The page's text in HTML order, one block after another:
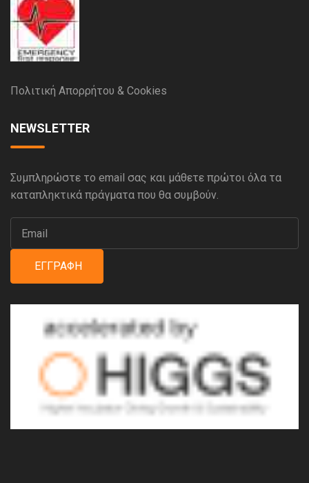
Πολιτική Απορρήτου & Cookies
NEWSLETTER
Συμπληρώστε το email σας και μάθετε πρώτοι όλα τα
καταπληκτικά πράγματα που θα συμβούν.
ΕΓΓΡΑΦΉ